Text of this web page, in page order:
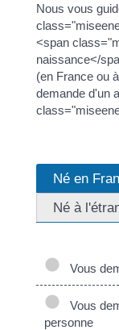
Nous vous
<span
naissance</
(en France ou
demande d'un
Né en
Né à
Vous
Vous
personne